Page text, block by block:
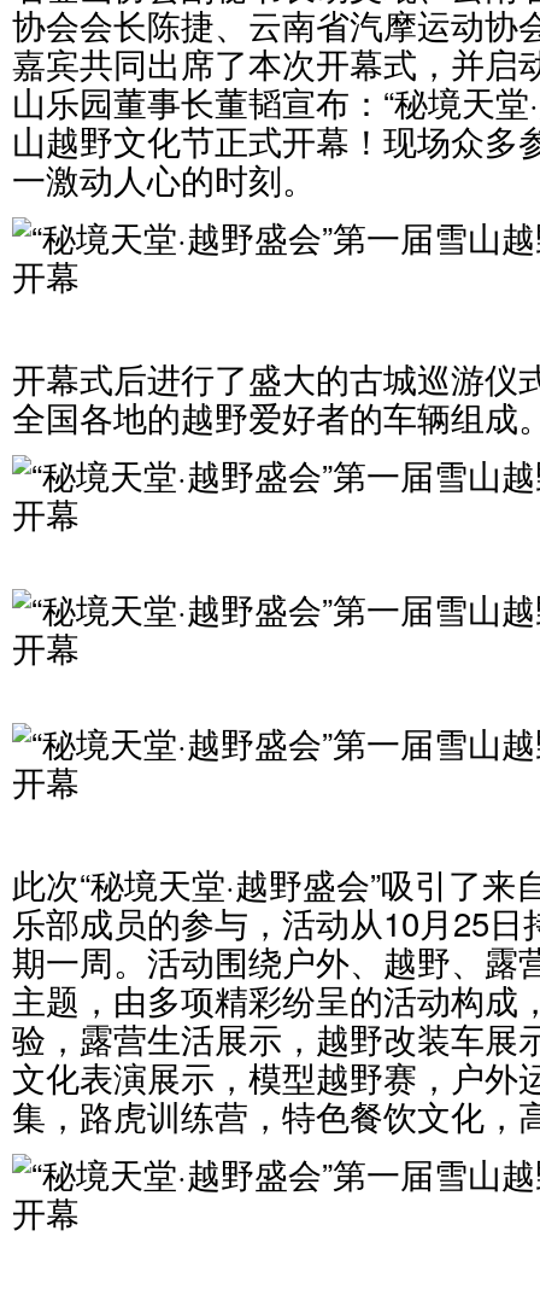
协会会长陈捷、云南省汽摩运动协
嘉宾共同出席了本次开幕式，并启
山乐园董事长董韬宣布：“秘境天堂
山越野文化节正式开幕！现场众多
一激动人心的时刻。
开幕式后进行了盛大的古城巡游仪
全国各地的越野爱好者的车辆组成
此次“秘境天堂·越野盛会”吸引了
乐部成员的参与，活动从10月25日
期一周。活动围绕户外、越野、露
主题，由多项精彩纷呈的活动构成
验，露营生活展示，越野改装车展
文化表演展示，模型越野赛，户外
集，路虎训练营，特色餐饮文化，